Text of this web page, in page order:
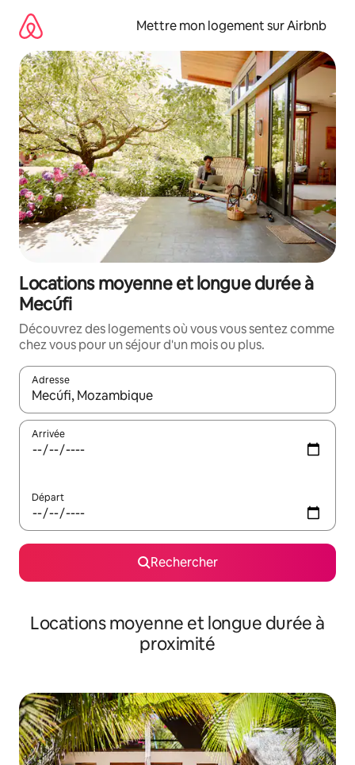
directement
contenu
Mettre mon logement sur Airbnb
Locations moyenne et longue durée à
Mecúfi
Découvrez des logements où vous vous sentez comme
chez vous pour un séjour d'un mois ou plus.
Adresse
Lorsque les résultats s'affichent, utilisez les flèches vers le
Arrivée
Départ
Rechercher
Locations moyenne et longue durée à
proximité